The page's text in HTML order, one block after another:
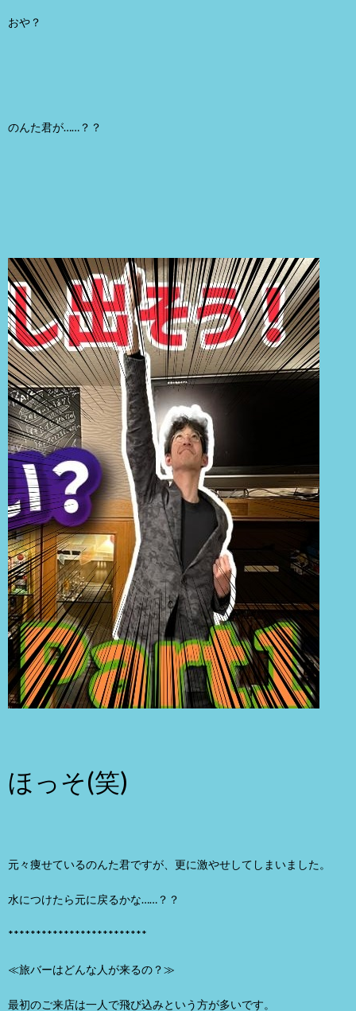
おや？
のんた君が……？？
ほっそ(笑)
元々痩せているのんた君ですが、更に激やせしてしまいました。
水につけたら元に戻るかな……？？
*************************
≪旅バーはどんな人が来るの？≫
最初のご来店は一人で飛び込みという方が多いです。